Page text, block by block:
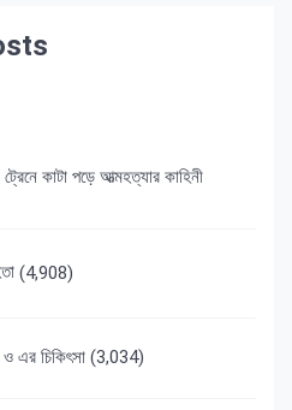
কাটা পড়ে আত্মহত্যার কাহিনী
(4,908)
এর চিকিৎসা (3,034)